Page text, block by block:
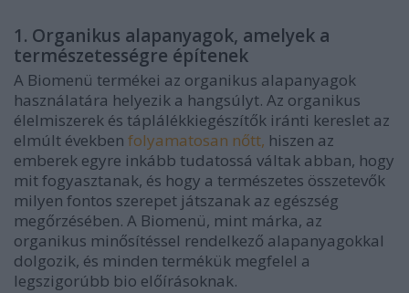
1. Organikus alapanyagok, amelyek a
természetességre építenek
A Biomenü termékei az organikus alapanyagok
használatára helyezik a hangsúlyt. Az organikus
élelmiszerek és táplálékkiegészítők iránti kereslet az
elmúlt években folyamatosan nőtt, hiszen az
emberek egyre inkább tudatossá váltak abban, hogy
mit fogyasztanak, és hogy a természetes összetevők
milyen fontos szerepet játszanak az egészség
megőrzésében. A Biomenü, mint márka, az
organikus minősítéssel rendelkező alapanyagokkal
dolgozik, és minden termékük megfelel a
legszigorúbb bio előírásoknak.